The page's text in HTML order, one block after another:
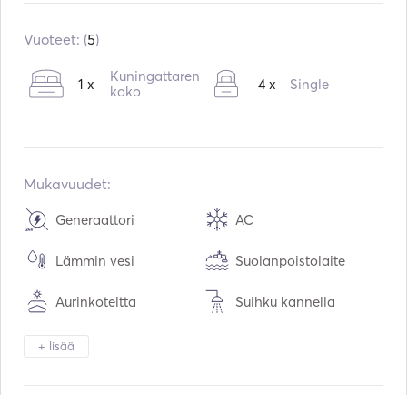
Moottorit:2 x 450hp
Vuoteet: (5)
1 x
Kuningattaren
koko
4 x Single
Mukavuudet:
Generaattori AC
Lämmin vesi Suolanpoistolaite
Aurinkoteltta Suihku kannella
Kaiuttimet kannella
+ lisää